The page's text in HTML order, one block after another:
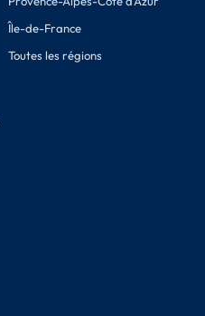
Île-de-France
Toutes les régions